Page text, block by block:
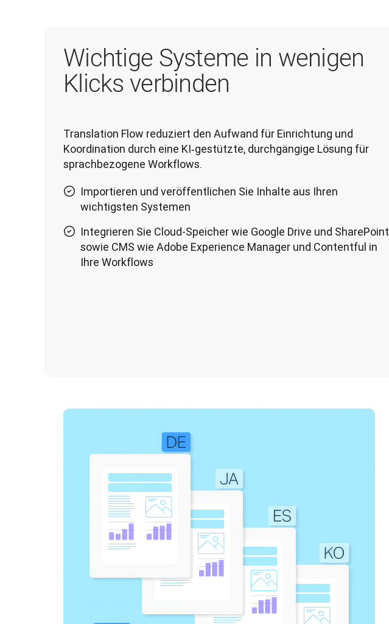
Wichtige Systeme in wenigen
Klicks verbinden
Translation Flow reduziert den Aufwand für Einrichtung und
Koordination durch eine KI‑gestützte, durchgängige Lösung für
sprachbezogene Workflows.
Importieren und veröffentlichen Sie Inhalte aus Ihren
wichtigsten Systemen
Integrieren Sie Cloud-Speicher wie Google Drive und SharePoint
sowie CMS wie Adobe Experience Manager und Contentful in
Ihre Workflows